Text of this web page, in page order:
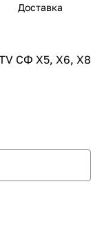
Доставка
СФ X5, X6, X8